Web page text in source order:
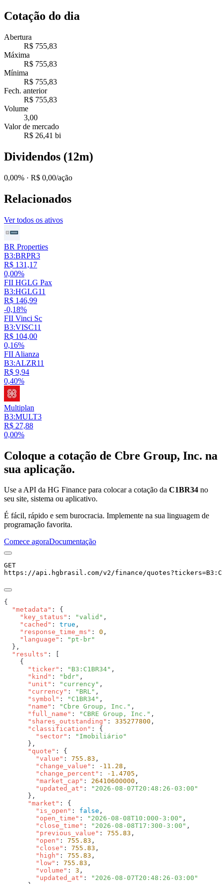
Cotação do dia
Abertura
R$ 755,83
Máxima
R$ 755,83
Mínima
R$ 755,83
Fech. anterior
R$ 755,83
Volume
3,00
Valor de mercado
R$ 26,41 bi
Dividendos (12m)
0,00% · R$ 0,00/ação
Relacionados
Ver todos os ativos
BR Properties
B3:BRPR3
R$ 131,17
0,00%
FII HGLG Pax
B3:HGLG11
R$ 146,99
-0,18%
FII Vinci Sc
B3:VISC11
R$ 104,00
0,16%
FII Alianza
B3:ALZR11
R$ 9,94
0,40%
Multiplan
B3:MULT3
R$ 27,88
0,00%
Coloque a cotação de Cbre Group, Inc. na
sua aplicação.
Use a API da HG Finance para colocar a cotação da C1BR34 no
seu site, sistema ou aplicativo.
É fácil, rápido e sem burocracia. Implemente na sua linguagem de
programação favorita.
Comece agoraDocumentação
GET
https://api.hgbrasil.com/v2/finance/quotes?tickers=
  "metadata"
    "key_status"
: "valid"
    "cached"
: true
    "response_time_ms"
: 0
    "language"
:
  "results"
      "ticker"
: "B3:C1BR34"
      "kind"
: "bdr"
      "unit"
: "currency"
      "currency"
: "BRL"
      "symbol"
: "C1BR34"
      "name"
: "Cbre Group, Inc."
      "full_name"
: "CBRE Group, Inc."
      "shares_outstanding"
: 335277800
      "classification"
        "sector"
:
      "quote"
        "value"
: 755.83
        "change_value"
: -11.28
        "change_percent"
: -1.4705
        "market_cap"
: 26410600000
        "updated_at"
:
      "market"
        "is_open"
: false
        "open_time"
: "2026-08-08T10:000-3:00"
        "close_time"
: "2026-08-08T17:300-3:00"
        "previous_value"
: 755.83
        "open"
: 755.83
        "close"
: 755.83
        "high"
: 755.83
        "low"
: 755.83
        "volume"
: 3
        "updated_at"
: